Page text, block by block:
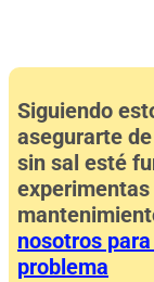
Siguiendo
asegurarte
sin sal esté
nosotros
problema